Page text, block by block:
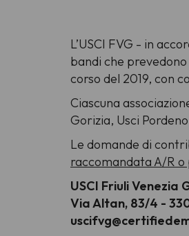
L’USCI FVG - in
bandi che
corso del 2019, con
Ciascuna
Gorizia, Usci
Le domande di
raccomandata A/R
USCI Friuli Venezia
Via Altan, 83/4 -